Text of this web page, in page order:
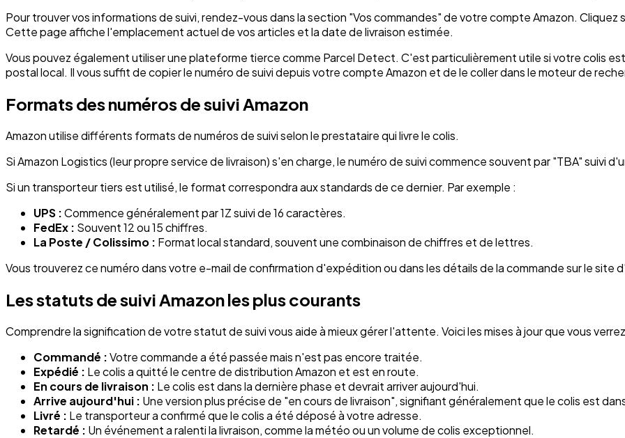
Pour trouver vos informations de suivi, rendez-vous dans la section "Vos commandes" de votre compte Amazon.
Cette page affiche l'emplacement actuel de vos articles et la date de livraison estimée.
Vous pouvez également utiliser une plateforme tierce comme Parcel Detect. C'est particulièrement utile si votre colis
postal local. Il vous suffit de copier le numéro de suivi depuis votre compte Amazon et de le coller dans le moteur de
Formats des numéros de suivi Amazon
Amazon utilise différents formats de numéros de suivi selon le prestataire qui livre le colis.
Si Amazon Logistics (leur propre service de livraison) s'en charge, le numéro de suivi commence souvent par "TBA" suivi
Si un transporteur tiers est utilisé, le format correspondra aux standards de ce dernier. Par exemple :
UPS :Commence généralement par 1Z suivi de 16 caractères.
FedEx : Souvent 12 ou 15 chiffres.
La Poste / Colissimo : Format local standard, souvent une combinaison de chiffres et de lettres.
Vous trouverez ce numéro dans votre e-mail de confirmation d'expédition ou dans les détails de la commande sur le site
Les statuts de suivi Amazon les plus courants
Comprendre la signification de votre statut de suivi vous aide à mieux gérer l'attente. Voici les mises à jour que vous
Commandé :Votre commande a été passée mais n'est pas encore traitée.
Expédié : Le colis a quitté le centre de distribution Amazon et est en route.
En cours de livraison : Le colis est dans la dernière phase et devrait arriver aujourd'hui.
Arrive aujourd'hui : Une version plus précise de "en cours de livraison", signifiant généralement que le colis est
Livré : Le transporteur a confirmé que le colis a été déposé à votre adresse.
Retardé : Un événement a ralenti la livraison, comme la météo ou un volume de colis exceptionnel.